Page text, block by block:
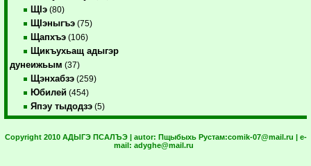
ЩIэ (80)
ЩIэныгъэ (75)
Щапхъэ (106)
Щикъухьащ адыгэр
дунеижьым (37)
Щэнхабзэ (259)
Юбилей (454)
Япэу тыдодзэ (5)
Copyright 2010 АДЫГЭ ПСАЛЪЭ | autor: Пщыбыхь Рустам:comik-07@mail.ru | e-
mail: adyghe@mail.ru